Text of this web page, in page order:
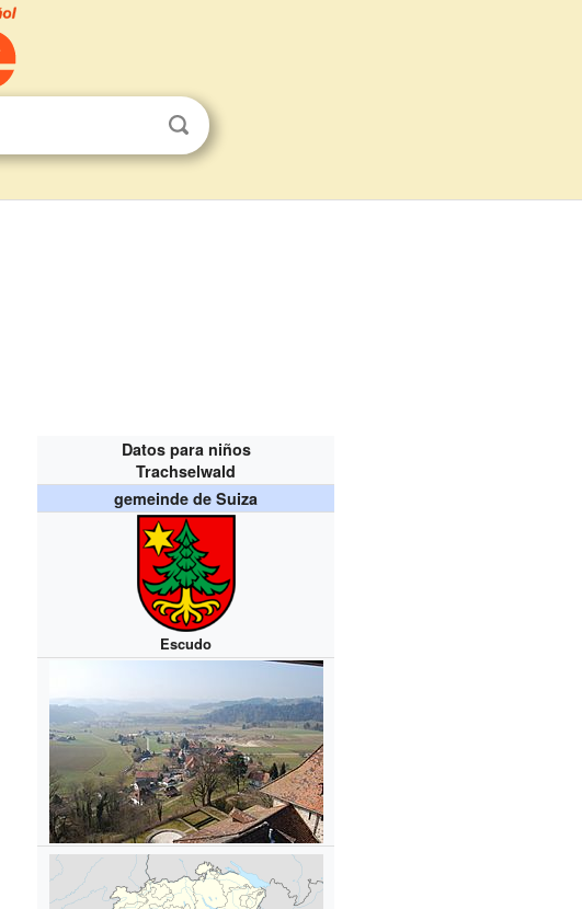
Datos para niños
Trachselwald
gemeinde de Suiza
Escudo